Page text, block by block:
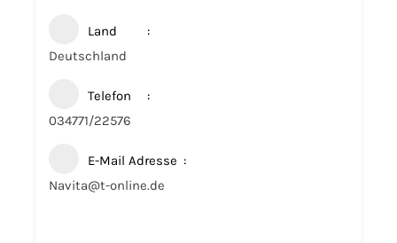
Land
Deutschland
Telefon
034771/22576
E-Mail Adresse
Navita@t-online.de